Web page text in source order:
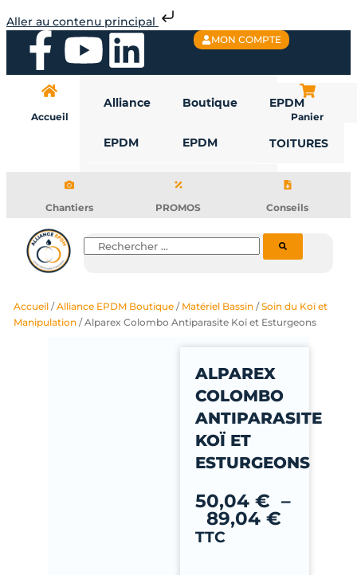
Aller au contenu principal
au
contenuF
a
c
b
o
o
k
Y
o
u
u
b
L
i
n
d
n
MON COMPTE
Accueil
Alliance
EPDM
Boutique
EPDM
EPDM
TOITURES
Panier
Chantiers PROMOS Conseils
Rechercher
Accueil/Alliance EPDM Boutique/ Matériel Bassin/Soin du Koï et
Manipulation/ Alparex Colombo Antiparasite Koï et Esturgeons
ALPAREX
COLOMBO
ANTIPARASITE
KOÏ ET
ESTURGEONS
50,04 € –
89,04 €
de
prix :
TTC